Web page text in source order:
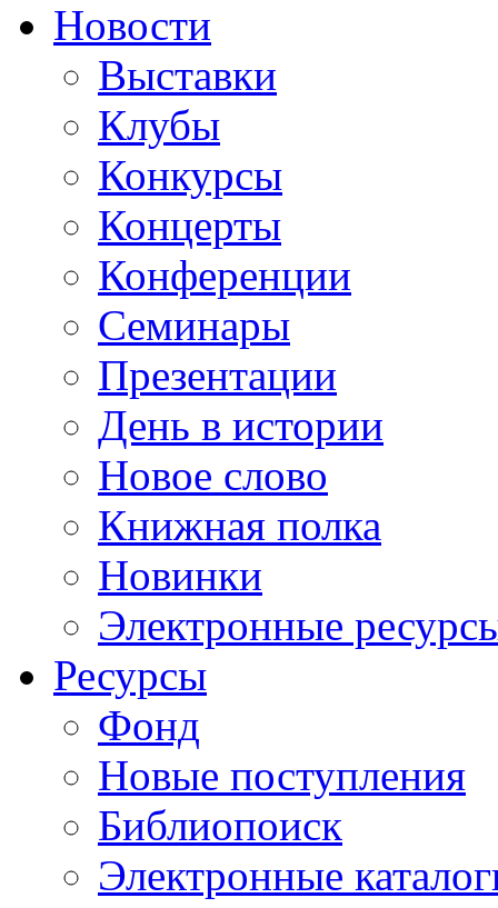
Новости
Выставки
Клубы
Конкурсы
Концерты
Конференции
Семинары
Презентации
День в истории
Новое слово
Книжная полка
Новинки
Электронные
Ресурсы
Фонд
Новые поступления
Библиопоиск
Электронные